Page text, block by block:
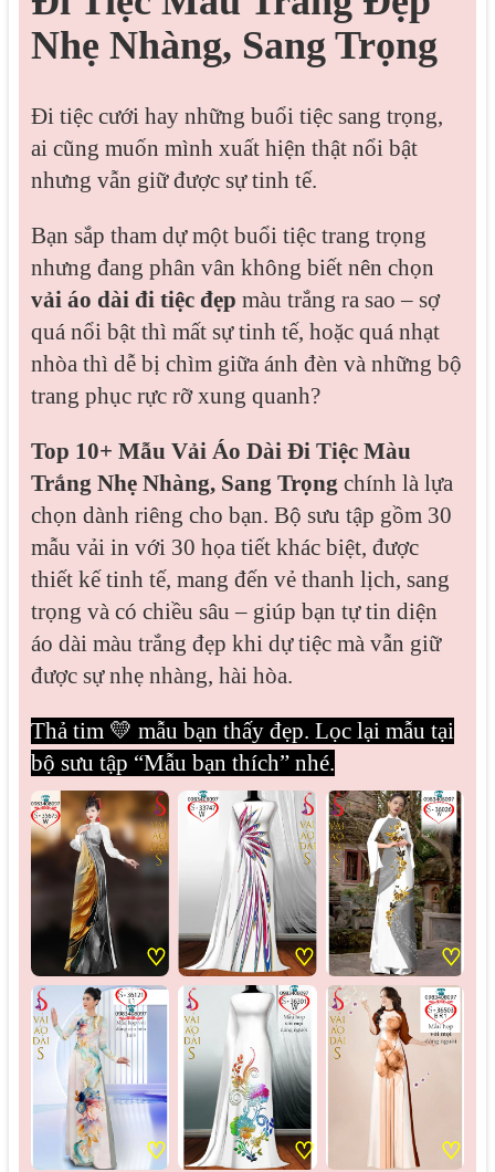
Nhẹ Nhàng, Sang Trọng
Đi tiệc cưới hay những buổi tiệc sang trọng,
ai cũng muốn mình xuất hiện thật nổi bật
nhưng vẫn giữ được sự tinh tế.
Bạn sắp tham dự một buổi tiệc trang trọng
vải áo dài đi tiệc đẹp màu trắng ra sao – sợ
quá nổi bật thì mất sự tinh tế, hoặc quá nhạt
nhòa thì dễ bị chìm giữa ánh đèn và những bộ
trang phục rực rỡ xung quanh?
Top 10+ Mẫu Vải Áo Dài Đi Tiệc Màu
Trắng Nhẹ Nhàng, Sang Trọng chính là lựa
chọn dành riêng cho bạn. Bộ sưu tập gồm 30
mẫu vải in với 30 họa tiết khác biệt, được
thiết kế tinh tế, mang đến vẻ thanh lịch, sang
trọng và có chiều sâu – giúp bạn tự tin diện
áo dài màu trắng đẹp khi dự tiệc mà vẫn giữ
được sự nhẹ nhàng, hài hòa.
Thả tim 💛 mẫu bạn thấy đẹp. Lọc lại mẫu tại
bộ sưu tập “Mẫu bạn thích” nhé.
♡ ♡ ♡
♡ ♡ ♡